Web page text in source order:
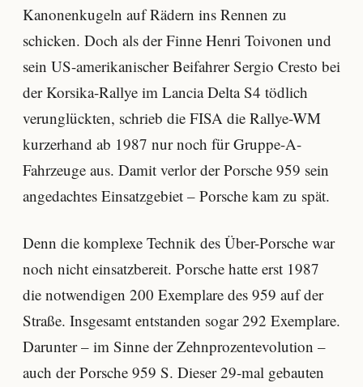
Kanonenkugeln auf Rädern ins Rennen zu
schicken. Doch als der Finne Henri Toivonen und
sein US-amerikanischer Beifahrer Sergio Cresto bei
der Korsika-Rallye im Lancia Delta S4 tödlich
verunglückten, schrieb die FISA die Rallye-WM
kurzerhand ab 1987 nur noch für Gruppe-A-
Fahrzeuge aus. Damit verlor der Porsche 959 sein
angedachtes Einsatzgebiet – Porsche kam zu spät.
Denn die komplexe Technik des Über-Porsche war
noch nicht einsatzbereit. Porsche hatte erst 1987
die notwendigen 200 Exemplare des 959 auf der
Straße. Insgesamt entstanden sogar 292 Exemplare.
Darunter – im Sinne der Zehnprozentevolution –
auch der Porsche 959 S. Dieser 29-mal gebauten